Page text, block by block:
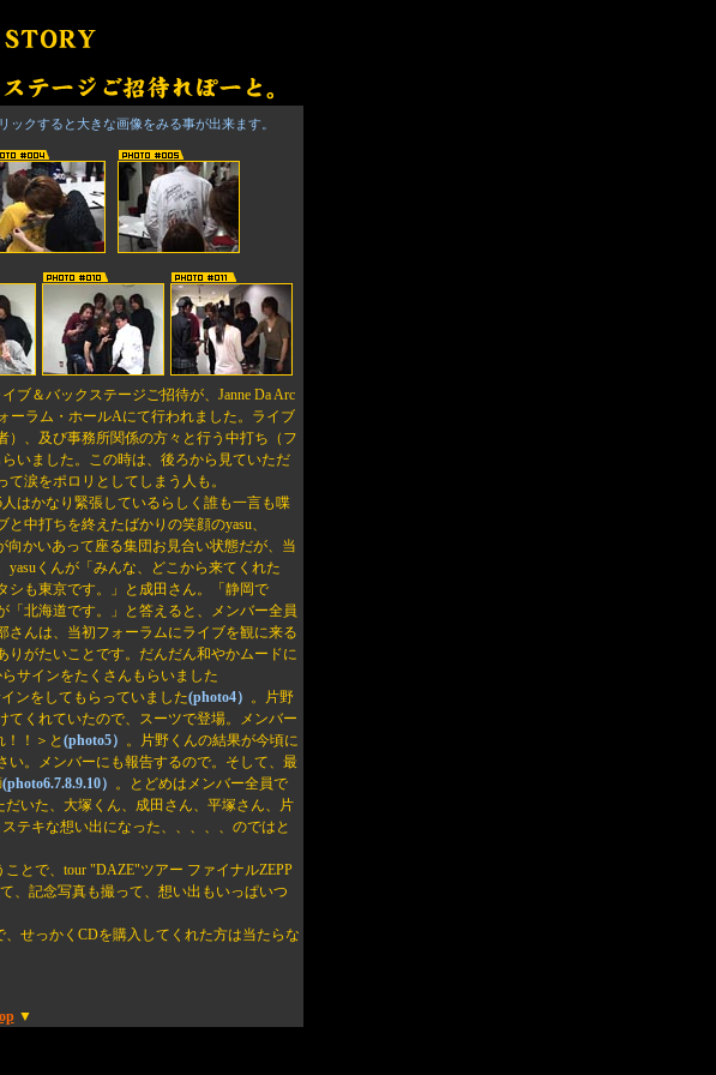
ックすると大きな画像をみる事が出来ます。
ブ＆バックステージご招待が、Janne Da Arc
ーラム・ホールAにて行われました。ライブ
、及び事務所関係の方々と行う中打ち（フ
いました。この時は、後ろから見ていただ
涙をポロリとしてしまう人も。
はかなり緊張しているらしく誰も一言も喋
中打ちを終えたばかりの笑顔のyasu、
向かいあって座る集団お見合い状態だが、当
くんが「みんな、どこから来てくれた
シも東京です。」と成田さん。「静岡で
北海道です。」と答えると、メンバー全員
さんは、当初フォーラムにライブを観に来る
がたいことです。だんだん和やかムードに
サインをたくさんもらいました
ンをしてもらっていました(photo4） 。片野
てくれていたので、スーツで登場。メンバー
！＞と (photo5） 。片野くんの結果が今頃に
。メンバーにも報告するので。そして、最
(photo6.7.8.9.10） 。とどめはメンバー全員で
だいた、大塚くん、成田さん、平塚さん、片
テキな想い出になった、、、、、のではと
とで、tour "DAZE"ツアー ファイナルZEPP
、記念写真も撮って、想い出もいっぱいつ
せっかくCDを購入してくれた方は当たらな
▼